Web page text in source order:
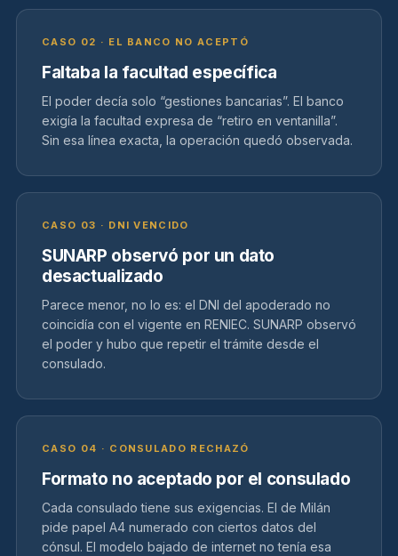
CASO 02 · EL BANCO NO ACEPTÓ
Faltaba la facultad específica
El poder decía solo “gestiones bancarias”. El banco
exigía la facultad expresa de “retiro en ventanilla”.
Sin esa línea exacta, la operación quedó observada.
CASO 03 · DNI VENCIDO
SUNARP observó por un dato
desactualizado
Parece menor, no lo es: el DNI del apoderado no
coincidía con el vigente en RENIEC. SUNARP observó
el poder y hubo que repetir el trámite desde el
consulado.
CASO 04 · CONSULADO RECHAZÓ
Formato no aceptado por el consulado
Cada consulado tiene sus exigencias. El de Milán
pide papel A4 numerado con ciertos datos del
cónsul. El modelo bajado de internet no tenía esa